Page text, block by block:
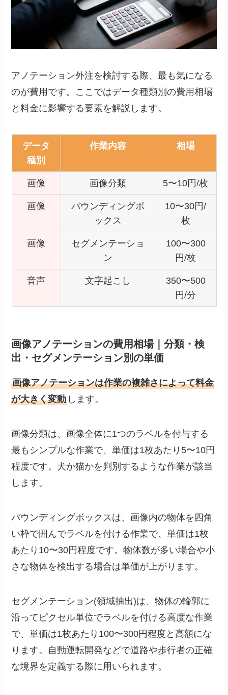
アノテーション外注を検討する際、最も気になる
のが費用です。ここではデータ種類別の費用相場
と料金に影響する要素を解説します。
データ
種別
作業内容 相場
画像 画像分類 5〜10円/枚
画像
バウンディングボ
ックス
10〜30円/
枚
画像
セグメンテーショ
ン
100〜300
円/枚
音声 文字起こし
350〜500
円/分
画像アノテーションの費用相場｜分類・検
出・セグメンテーション別の単価
画像アノテーションは作業の複雑さによって料金
が大きく変動 します。
画像分類は、画像全体に1つのラベルを付与する
最もシンプルな作業で、単価は1枚あたり5〜10円
程度です。犬か猫かを判別するような作業が該当
します。
バウンディングボックスは、画像内の物体を四角
い枠で囲んでラベルを付ける作業で、単価は1枚
あたり10〜30円程度です。物体数が多い場合や小
さな物体を検出する場合は単価が上がります。
セグメンテーション(領域抽出)は、物体の輪郭に
沿ってピクセル単位でラベルを付ける高度な作業
で、単価は1枚あたり100〜300円程度と高額にな
ります。自動運転開発などで道路や歩行者の正確
な境界を定義する際に用いられます。